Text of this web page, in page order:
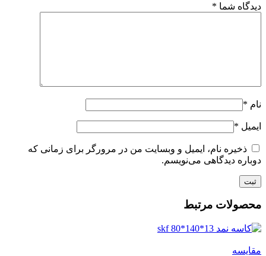
دیدگاه شما *
نام *
ایمیل *
ذخیره نام، ایمیل و وبسایت من در مرورگر برای زمانی که
دوباره دیدگاهی می‌نویسم.
محصولات مرتبط
مقايسه